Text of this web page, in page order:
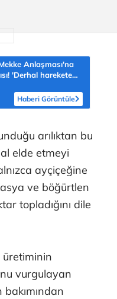
Anlaşması'na
'Derhal harekete
Haberi Görüntüle
arılıktan bu
elde etmeyi
ayçiçeğine
ve böğürtlen
topladığını dile
üretiminin
vurgulayan